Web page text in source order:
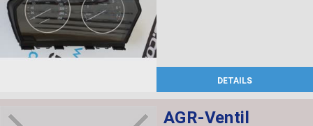
DETAILS
AGR-Ventil